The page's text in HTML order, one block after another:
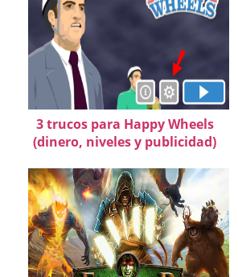
3 trucos para Happy Wheels
(dinero, niveles y publicidad)